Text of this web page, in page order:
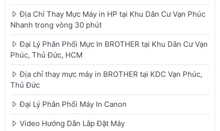
Địa Chỉ Thay Mực Máy in HP tại Khu Dân Cư Vạn Phúc
Nhanh trong vòng 30 phút
Đại Lý Phân Phối Mực In BROTHER tại Khu Dân Cư Vạn
Phúc, Thủ Đức, HCM
Địa chỉ thay mực máy in BROTHER tại KDC Vạn Phúc,
Thủ Đức
Đại Lý Phân Phối Máy In Canon
Video Hướng Dẫn Lắp Đặt Máy